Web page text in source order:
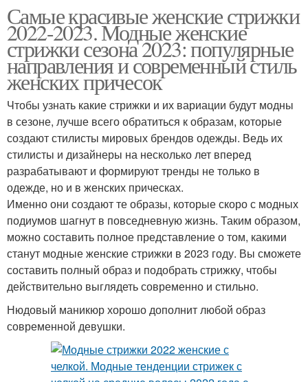
Самые красивые женские стрижки
2022-2023. Модные женские
стрижки сезона 2023: популярные
направления и современный стиль
женских причесок
Чтобы узнать какие стрижки и их вариации будут модны
в сезоне, лучше всего обратиться к образам, которые
создают стилисты мировых брендов одежды. Ведь их
стилисты и дизайнеры на несколько лет вперед
разрабатывают и формируют тренды не только в
одежде, но и в женских прическах.
Именно они создают те образы, которые скоро с модных
подиумов шагнут в повседневную жизнь. Таким образом,
можно составить полное представление о том, какими
станут модные женские стрижки в 2023 году. Вы сможете
составить полный образ и подобрать стрижку, чтобы
действительно выглядеть современно и стильно.
Нюдовый маникюр хорошо дополнит любой образ
современной девушки.